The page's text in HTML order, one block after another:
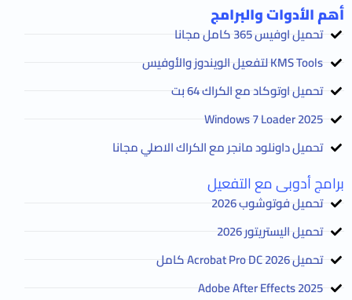
أهم الأدوات والبرامج
تحميل اوفيس 365 كامل مجانا
KMS Tools لتفعيل الويندوز والأوفيس
تحميل اوتوكاد مع الكراك 64 بت
2025 Windows 7 Loader
تحميل داونلود مانجر مع الكراك الاصلي مجانا
برامج أدوبى مع التفعيل
تحميل فوتوشوب 2026
تحميل اليستريتور 2026
تحميل Acrobat Pro DC 2026 كامل
Adobe After Effects 2025